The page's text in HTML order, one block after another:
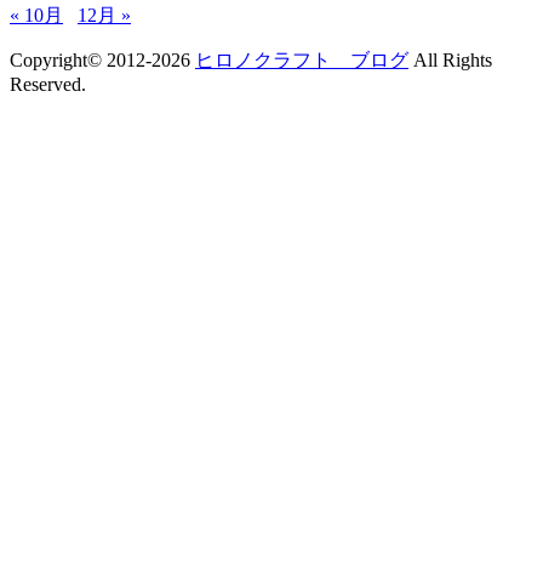
« 10月
12月 »
Copyright© 2012-2026 ヒロノクラフト ブログ All Rights
Reserved.